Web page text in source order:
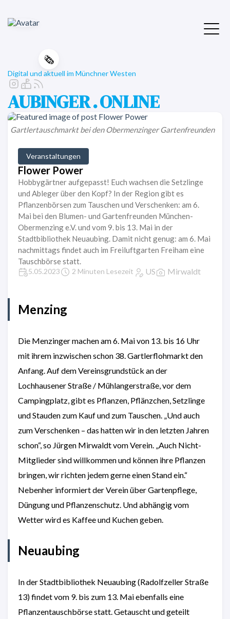
🗞️
Digital und aktuell im Münchner Westen
AUBINGER . ONLINE
Gartlertauschmarkt bei den Obermenzinger Gartenfreunden
Veranstaltungen
Flower Power
Hobbygärtner aufgepasst! Euch wachsen die Setzlinge
und Ableger über den Kopf? In der Region gibt es
Pflanzenbörsen zum Tauschen und Verschenken: am 6.
Mai bei den Blumen- und Gartenfreunden München-
Obermenzing e.V. und vom 9. bis 13. Mai in der
Stadtbibliothek Neuaubing. Damit nicht genug: am 6. Mai
nachmittags findet auch im Freiluftgarten Freiham eine
Tauschbörse statt.
5.05.2023 2 Minuten Lesezeit US Mirwaldt
Menzing
Die Menzinger machen am 6. Mai von 13. bis 16 Uhr
mit ihrem inzwischen schon 38. Gartlerflohmarkt den
Anfang. Auf dem Vereinsgrundstück an der
Lochhausener Straße / Mühlangerstraße, vor dem
Campingplatz, gibt es Pflanzen, Pflänzchen, Setzlinge
und Stauden zum Kauf und zum Tauschen. „Und auch
zum Verschenken – das hatten wir in den letzten Jahren
schon“, so Jürgen Mirwaldt vom Verein. „Auch Nicht-
Mitglieder sind willkommen und können ihre Pflanzen
bringen, wir richten jedem gerne einen Stand ein.“
Nebenher informiert der Verein über Gartenpflege,
Düngung und Pflanzenschutz. Und abhängig vom
Wetter wird es Kaffee und Kuchen geben.
Neuaubing
In der Stadtbibliothek Neuaubing (Radolfzeller Straße
13) findet vom 9. bis zum 13. Mai ebenfalls eine
Pflanzentauschbörse statt. Getauscht und geteilt